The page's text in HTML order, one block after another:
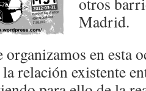
Madrid.
en esta
relación existente